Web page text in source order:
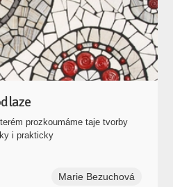
prozkoumáme taje tvorby
i prakticky
Marie Bezuchová